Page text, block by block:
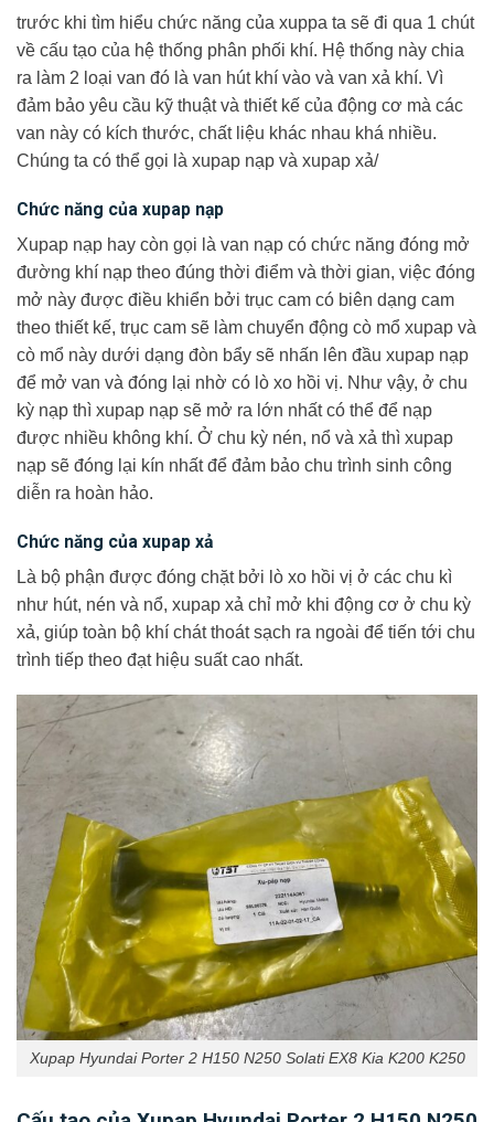
trước khi tìm hiểu chức năng của xuppa ta sẽ đi qua 1 chút
về cấu tạo của hệ thống phân phối khí. Hệ thống này chia
ra làm 2 loại van đó là van hút khí vào và van xả khí. Vì
đảm bảo yêu cầu kỹ thuật và thiết kế của động cơ mà các
van này có kích thước, chất liệu khác nhau khá nhiều.
Chúng ta có thể gọi là xupap nạp và xupap xả/
Chức năng của xupap nạp
Xupap nạp hay còn gọi là van nạp có chức năng đóng mở
đường khí nạp theo đúng thời điểm và thời gian, việc đóng
mở này được điều khiển bởi trục cam có biên dạng cam
theo thiết kế, trục cam sẽ làm chuyển động cò mổ xupap và
cò mổ này dưới dạng đòn bẩy sẽ nhấn lên đầu xupap nạp
để mở van và đóng lại nhờ có lò xo hồi vị. Như vậy, ở chu
kỳ nạp thì xupap nạp sẽ mở ra lớn nhất có thể để nạp
được nhiều không khí. Ở chu kỳ nén, nổ và xả thì xupap
nạp sẽ đóng lại kín nhất để đảm bảo chu trình sinh công
diễn ra hoàn hảo.
Chức năng của xupap xả
Là bộ phận được đóng chặt bởi lò xo hồi vị ở các chu kì
như hút, nén và nổ, xupap xả chỉ mở khi động cơ ở chu kỳ
xả, giúp toàn bộ khí chát thoát sạch ra ngoài để tiến tới chu
trình tiếp theo đạt hiệu suất cao nhất.
Xupap Hyundai Porter 2 H150 N250 Solati EX8 Kia K200 K250